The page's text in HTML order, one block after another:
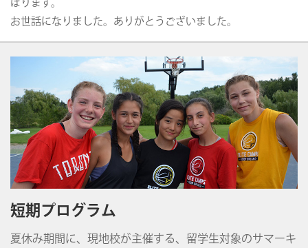
ばります。
お世話になりました。ありがとうございました。
短期プログラム
夏休み期間に、現地校が主催する、留学生対象のサマーキ